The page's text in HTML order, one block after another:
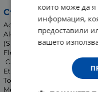
Състав:
Aqua (Water), Glyceryl
Alcohol, Oryza Sativa
(Shea) Butter, Olive Oil
Flower Extract, Xanthan
Caprylic/Capric
Ethylhexylglycerin,
Tocopherol, Squalene,
Methylpropional, Alpha-
които може да я
информация,
предоставили
вашето